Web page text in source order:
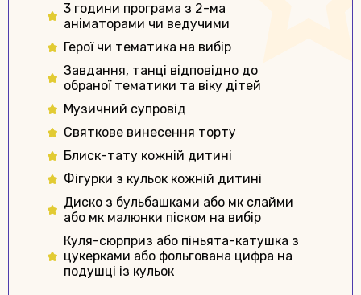
3 години програма з 2-ма
аніматорами чи ведучими
Герої чи тематика на вибір
Завдання, танці відповідно до
обраної тематики та віку дітей
Музичний супровід
Святкове винесення торту
Блиск-тату кожній дитині
Фігурки з кульок кожній дитині
Диско з бульбашками або мк слайми
або мк малюнки піском на вибір
Куля-сюрприз або піньята-катушка з
цукерками або фольгована цифра на
подушці із кульок